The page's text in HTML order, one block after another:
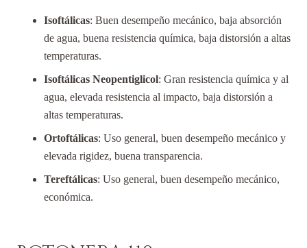
Isoftálicas: Buen desempeño mecánico, baja absorción
de agua, buena resistencia química, baja distorsión a altas
temperaturas.
Isoftálicas Neopentiglicol: Gran resistencia química y al
agua, elevada resistencia al impacto, baja distorsión a
altas temperaturas.
Ortoftálicas: Uso general, buen desempeño mecánico y
elevada rigidez, buena transparencia.
Tereftálicas: Uso general, buen desempeño mecánico,
económica.